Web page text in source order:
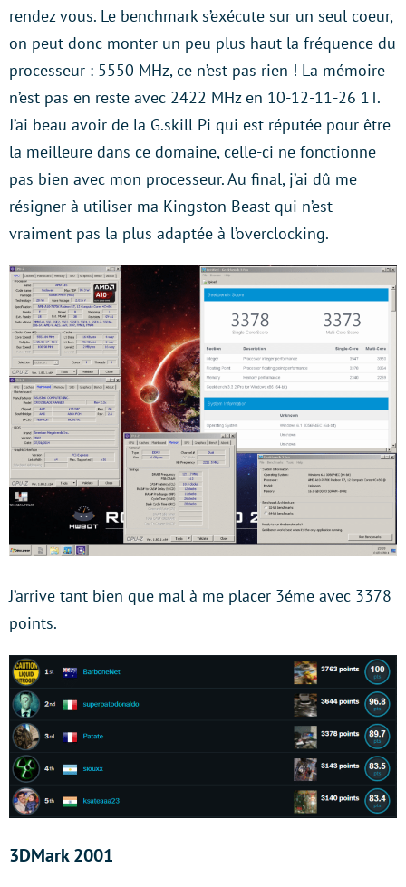
rendez vous. Le benchmark s’exécute sur un seul coeur,
on peut donc monter un peu plus haut la fréquence du
processeur : 5550 MHz, ce n’est pas rien ! La mémoire
n’est pas en reste avec 2422 MHz en 10-12-11-26 1T.
J’ai beau avoir de la G.skill Pi qui est réputée pour être
la meilleure dans ce domaine, celle-ci ne fonctionne
pas bien avec mon processeur. Au final, j’ai dû me
résigner à utiliser ma Kingston Beast qui n’est
vraiment pas la plus adaptée à l’overclocking.
J’arrive tant bien que mal à me placer 3éme avec 3378
points.
3DMark 2001